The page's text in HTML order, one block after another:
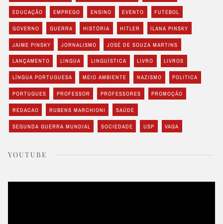
EDUCAÇÃO EMPREGO ENSINO EVENTO FUTEBOL
GOVERNO GUERRA HISTÓRIA HITLER ILANA PINSKY
JAIME PINSKY JORNALISMO JOSÉ DE SOUZA MARTINS
LANÇAMENTO LINGUA LINGUÍSTICA LIVRO LIVROS
LÍNGUA PORTUGUESA MEIO AMBIENTE NAZISMO POLITICA
PORTUGUES PROFESSOR PROFESSORES PROMOÇÃO
REDACAO RUBENS MARCHIONI SAÚDE
SEGUNDA GUERRA MUNDIAL SOCIEDADE USP VAGA
YOUTUBE